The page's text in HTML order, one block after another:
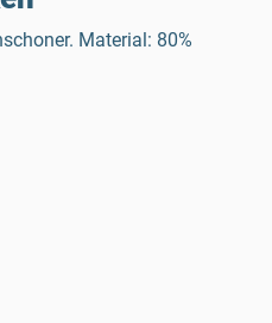
Material: 80%